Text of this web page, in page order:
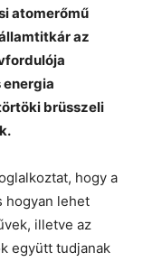
atomerőmű
az
brüsszeli
hogy a
hogyan lehet
illetve az
együtt tudjanak
Mr wAIste